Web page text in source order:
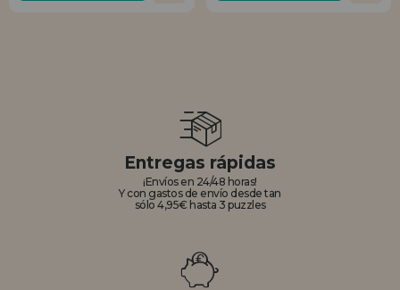
Entregas rápidas
¡Envíos en 24/48 horas!
Y con gastos de envío desde tan
sólo 4,95€ hasta 3 puzzles